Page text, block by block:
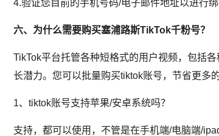
4.验证您目前的手机号码/电子邮件地址以进行
六、为什么需要购买塞浦路斯TikTok千粉号？
TikTok平台托管各种短格式的用户视频，包括
长潜力。您可以批量购买tiktok账号，节省更多
1、tiktok账号支持苹果/安卓系统吗？
支持，都可以使用，不管是在手机端/电脑端/